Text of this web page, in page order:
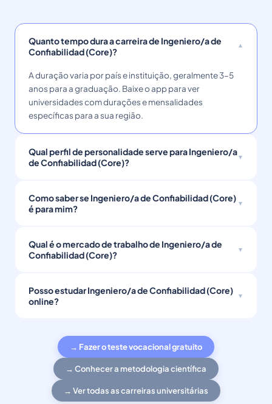
Quanto tempo dura a carreira de Ingeniero/a de
Confiabilidad (Core)?
A duração varia por país e instituição, geralmente 3–5
anos para a graduação. Baixe o app para ver
universidades com durações e mensalidades
específicas para a sua região.
Qual perfil de personalidade serve para Ingeniero/a
de Confiabilidad (Core)?
Como saber se Ingeniero/a de Confiabilidad (Core)
é para mim?
Qual é o mercado de trabalho de Ingeniero/a de
Confiabilidad (Core)?
Posso estudar Ingeniero/a de Confiabilidad (Core)
online?
→ Fazer o teste vocacional gratuito
→ Conhecer a metodologia científica
→ Ver todas as carreiras universitárias